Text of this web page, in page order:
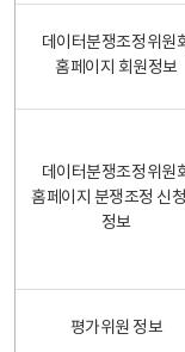
데이터분쟁조정위원
홈페이지 회원정보
데이터분쟁조정위원
홈페이지 분쟁조정 신
정보
평가위원 정보